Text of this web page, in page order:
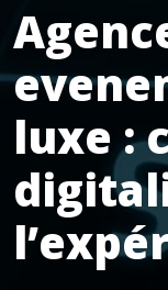
luxe :